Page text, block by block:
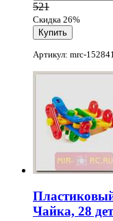
521
Скидка 26%
Артикул: mrc-
Чайка, 28